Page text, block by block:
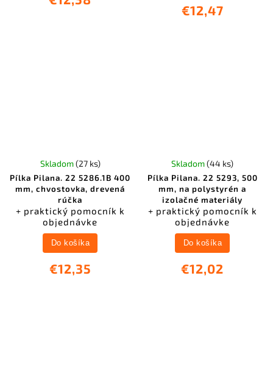
€12,47
Pílka Pilana. 22 5286.1B 400
mm, chvostovka, drevená
rúčka
+ praktický pomocník k
objednávke
Skladom(27 ks)
€12,35
Do košíka
Pílka Pilana. 22 5293, 500
mm, na polystyrén a
izolačné materiály
+ praktický pomocník k
objednávke
Skladom(44 ks)
€12,02
Do košíka